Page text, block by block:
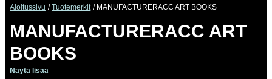
Aloitussivu Tuotemerkit MANUFACTURERACC ART BOOKS
MANUFACTURERACC ART
BOOKS
Näytä lisää